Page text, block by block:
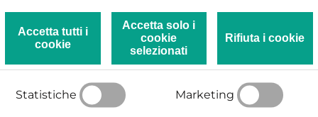
dettaglio i singoli cookie e le terze parti che
installano i cookie tramite il presente sito.
Clicca qui per visualizzare la Privacy e Cookie
Accetta tutti i
cookie
Accetta solo i
cookie
selezionati
Rifiuta i cookie
Statistiche Marketing
Alle mie figlie.
Avere come